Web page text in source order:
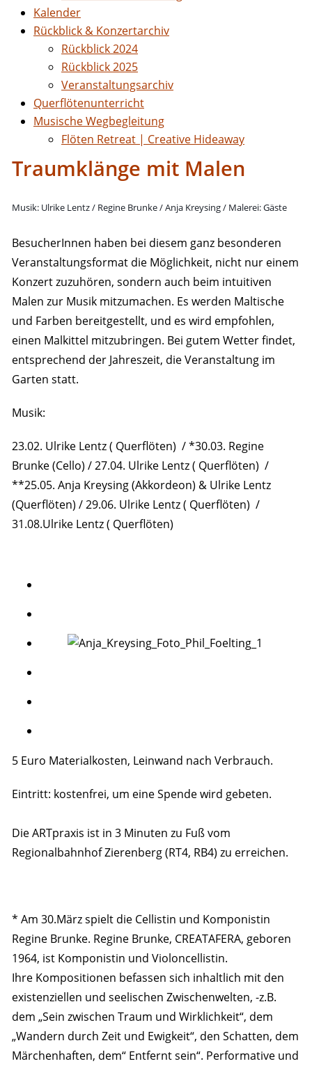
Kalender
Rückblick & Konzertarchiv
Rückblick 2024
Rückblick 2025
Veranstaltungsarchiv
Querflötenunterricht
Musische Wegbegleitung
Flöten Retreat | Creative Hideaway
Traumklänge mit Malen
Musik: Ulrike Lentz / Regine Brunke / Anja Kreysing / Malerei: Gäste
BesucherInnen haben bei diesem ganz besonderen
Veranstaltungsformat die Möglichkeit, nicht nur einem
Konzert zuzuhören, sondern auch beim intuitiven
Malen zur Musik mitzumachen. Es werden Maltische
und Farben bereitgestellt, und es wird empfohlen,
einen Malkittel mitzubringen. Bei gutem Wetter findet,
entsprechend der Jahreszeit, die Veranstaltung im
Garten statt.
Musik:
23.02. Ulrike Lentz ( Querflöten) / *30.03. Regine
Brunke (Cello) / 27.04. Ulrike Lentz ( Querflöten) /
**25.05. Anja Kreysing (Akkordeon) & Ulrike Lentz
(Querflöten) / 29.06. Ulrike Lentz ( Querflöten) /
31.08.Ulrike Lentz ( Querflöten)
5 Euro Materialkosten, Leinwand nach Verbrauch.
Eintritt: kostenfrei, um eine Spende wird gebeten.
Die ARTpraxis ist in 3 Minuten zu Fuß vom
Regionalbahnhof Zierenberg (RT4, RB4) zu erreichen.
* Am 30.März spielt die Cellistin und Komponistin
Regine Brunke. Regine Brunke, CREATAFERA, geboren
1964, ist Komponistin und Violoncellistin.
Ihre Kompositionen befassen sich inhaltlich mit den
existenziellen und seelischen Zwischenwelten, -z.B.
dem „Sein zwischen Traum und Wirklichkeit“, dem
„Wandern durch Zeit und Ewigkeit“, den Schatten, dem
Märchenhaften, dem“ Entfernt sein“. Performative und